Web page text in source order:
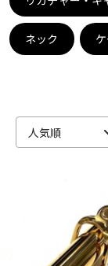
中古
ネック
人気順